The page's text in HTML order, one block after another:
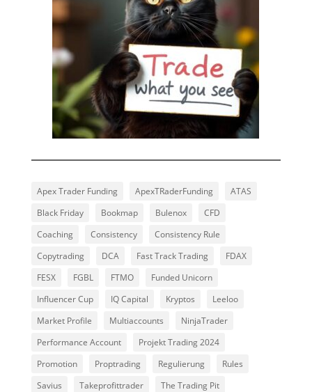
Apex Trader Funding ApexTRaderFunding
ATAS
Black Friday
Bookmap Bulenox
CFD
Coaching
Consistency
Consistency Rule
Copytrading
DCA Fast Track Trading
FDAX
FESX
FGBL FTMO
Funded Unicorn
Influencer Cup
IQ Capital Kryptos
Leeloo
Market Profile
Multiaccounts
NinjaTrader
Performance Account
Projekt Trading 2024
Promotion
Proptrading Regulierung
Rules
Savius
Takeprofittrader
The Trading Pit